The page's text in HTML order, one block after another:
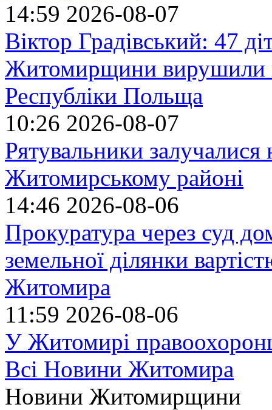
14:59 2026-08-07
Віктор Градівський: 47
Житомирщини вирушили
Республіки Польща
10:26 2026-08-07
Рятувальники
Житомирському районі
14:46 2026-08-06
Прокуратура через суд
земельної ділянки
Житомира
11:59 2026-08-06
У Житомирі
Всі Новини Житомира
Новини Житомирщини